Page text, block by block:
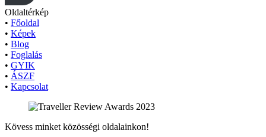
Oldaltérkép
• Főoldal
• Képek
• Blog
• Foglalás
• GYIK
• ÁSZF
• Kapcsolat
Kövess minket közösségi oldalainkon!